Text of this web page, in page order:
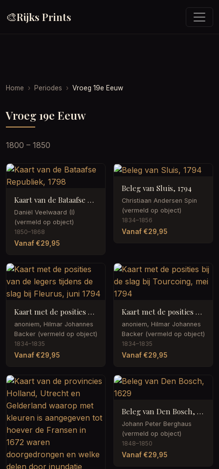
🎨Rijks Prints
Home Periodes Vroeg 19e Eeuw
Vroeg 19e Eeuw
1800 – 1850
Kaart van de Bataafse Republiek, 1798
Daniël Veelwaard (I)
(vermeld op object)
1850–1868
Vanaf €29,95
Beleg van Sluis, 1794
Christiaan Andersen Spin
(vermeld op object)
1834–1856
Vanaf €29,95
Kaart met de posities van de legers tijdens de slag bij Fleurus, juni 1794
anoniem, Hilmar Johannes
Backer (vermeld op object)
1834–1835
Vanaf €29,95
Kaart met de posities bij de slag bij Tourcoing, mei 1794
anoniem, Hilmar Johannes
Backer (vermeld op object)
1834–1835
Vanaf €29,95
Beleg van Den Bosch, 1629
Johann Peter Berghaus
(vermeld op object)
1848–1850
Vanaf €29,95